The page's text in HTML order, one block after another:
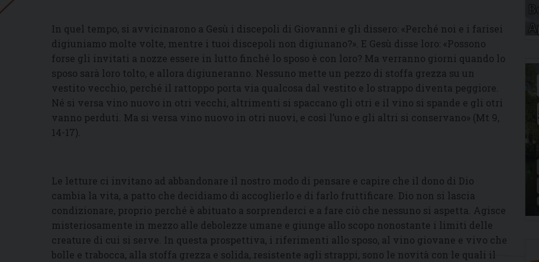
In quel tempo, si avvicinarono a Gesù i discepoli di Giovanni e gli dissero: «Perché noi e i farisei
digiuniamo molte volte, mentre i tuoi discepoli non digiunano?». E Gesù disse loro: «Possono
forse gli invitati a nozze essere in lutto finché lo sposo è con loro? Ma verranno giorni quando lo
sposo sarà loro tolto, e allora digiuneranno. Nessuno mette un pezzo di stoffa grezza su un
vestito vecchio, perché il rattoppo porta via qualcosa dal vestito e lo strappo diventa peggiore.
Né si versa vino nuovo in otri vecchi, altrimenti si spaccano gli otri e il vino si spande e gli otri
vanno perduti. Ma si versa vino nuovo in otri nuovi, e così l’uno e gli altri si conservano» (Mt 9,
14-17).
Le letture ci invitano ad abbandonare il nostro modo di pensare e capire che il dono di Dio
cambia la vita, a patto che decidiamo di accoglierlo e di farlo fruttificare. Dio non si lascia
condizionare, proprio perché è abituato a sorprenderci e a fare ciò che nessuno si aspetta. Agisce
misteriosamente in mezzo alle debolezze umane e giunge allo scopo nonostante i limiti delle
creature di cui si serve. In questa prospettiva, i riferimenti allo sposo, al vino giovane e vivo che
bolle e trabocca, alla stoffa grezza e solida, resistente agli strappi, sono le novità con le quali il